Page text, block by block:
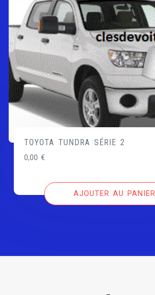
TOYOTA TUNDRA SÉRIE 2
0,00€
AJOUTER AU PANIER